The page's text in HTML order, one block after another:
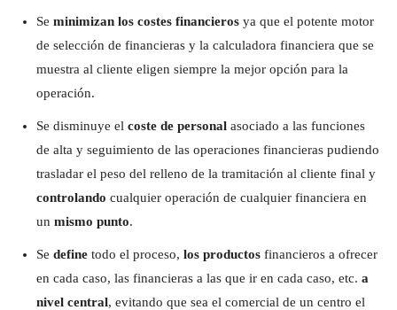
Se minimizan los costes financieros ya que el potente motor
de selección de financieras y la calculadora financiera que se
muestra al cliente eligen siempre la mejor opción para la
operación.
Se disminuye el coste de personal asociado a las funciones
de alta y seguimiento de las operaciones financieras pudiendo
trasladar el peso del relleno de la tramitación al cliente final y
controlando cualquier operación de cualquier financiera en
un mismo punto.
Se define todo el proceso, los productos financieros a ofrecer
en cada caso, las financieras a las que ir en cada caso, etc. a
nivel central, evitando que sea el comercial de un centro el